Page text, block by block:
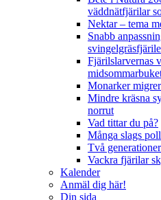
väddnätfjärilar
Nektar – tema
Snabb
Fjärilslarvernas
Monarker
Mindre kräsna
norrut
Vad tittar du på?
Många slags
Två
Vackra fjärilar
Kalender
Anmäl dig här!
Din sida